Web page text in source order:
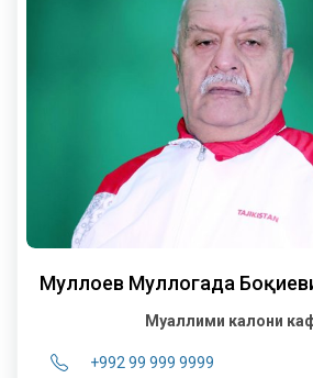
Муллоев Муллогада
Муаллими калони
+992 99 999 9999